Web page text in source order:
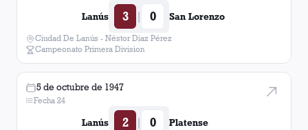
Lanús 3 | 0 San Lorenzo
Ciudad De Lanús - Néstor Diaz Pérez
Campeonato Primera Division
5 de octubre de 1947
Fecha 24
Lanús 2 | 0 Platense